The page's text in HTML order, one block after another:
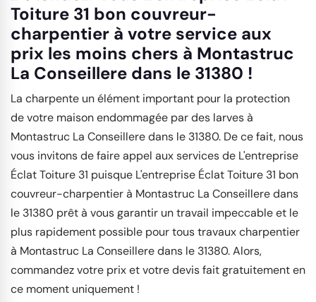
Toiture 31 bon couvreur-
charpentier à votre service aux
prix les moins chers à Montastruc
La Conseillere dans le 31380 !
La charpente un élément important pour la protection
de votre maison endommagée par des larves à
Montastruc La Conseillere dans le 31380. De ce fait, nous
vous invitons de faire appel aux services de L'entreprise
Éclat Toiture 31 puisque L'entreprise Éclat Toiture 31 bon
couvreur-charpentier à Montastruc La Conseillere dans
le 31380 prêt à vous garantir un travail impeccable et le
plus rapidement possible pour tous travaux charpentier
à Montastruc La Conseillere dans le 31380. Alors,
commandez votre prix et votre devis fait gratuitement en
ce moment uniquement !